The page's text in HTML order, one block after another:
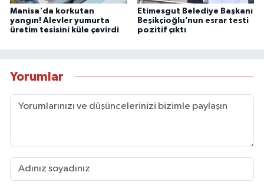
Manisa'da korkutan
yangın! Alevler yumurta
üretim tesisini küle çevirdi
Etimesgut Belediye Başkanı
Beşikçioğlu’nun esrar testi
pozitif çıktı
Yorumlar